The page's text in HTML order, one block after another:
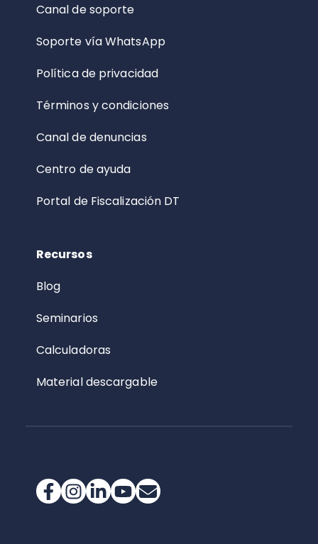
Canal de soporte
Soporte vía WhatsApp
Política de privacidad
Términos y condiciones
Canal de denuncias
Centro de ayuda
Portal de Fiscalización DT
Recursos
Blog
Seminarios
Calculadoras
Material descargable